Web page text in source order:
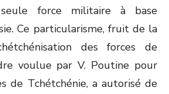
force militaire à base
Ce particularisme, fruit de la
des forces de
voulue par V. Poutine pour
de Tchétchénie, a autorisé de